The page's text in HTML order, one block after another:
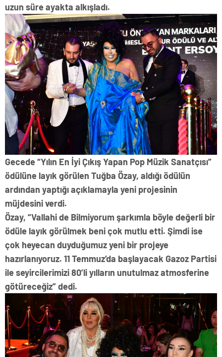
uzun süre ayakta alkışladı.
Gecede “Yılın En İyi Çıkış Yapan Pop Müzik Sanatçısı”
ödülüne layık görülen Tuğba Özay, aldığı ödülün
ardından yaptığı açıklamayla yeni projesinin
müjdesini verdi.
Özay, “Vallahi de Bilmiyorum şarkımla böyle değerli bir
ödüle layık görülmek beni çok mutlu etti. Şimdi ise
çok heyecan duyduğumuz yeni bir projeye
hazırlanıyoruz. 11 Temmuz’da başlayacak Gazoz Partisi
ile seyircilerimizi 80’li yılların unutulmaz atmosferine
götüreceğiz” dedi.